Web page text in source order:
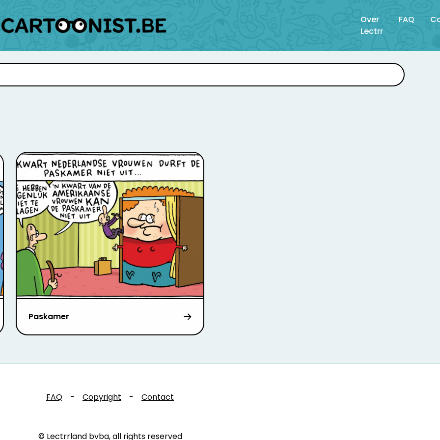
Over
Lectrr
FAQ
Paskamer
FAQ - Copyright - Contact
© Lectrrland bvba, all rights reserved